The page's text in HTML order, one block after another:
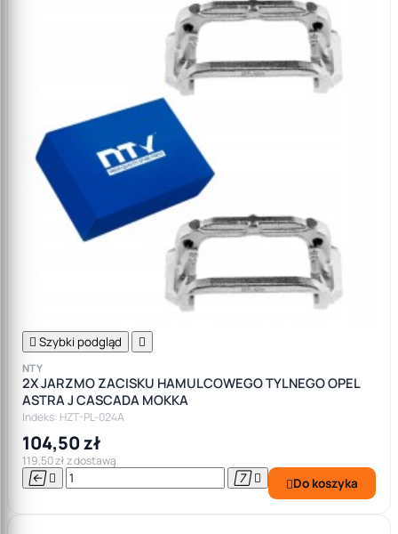
 Szybki podgląd 
NTY
2X JARZMO ZACISKU HAMULCOWEGO TYLNEGO OPEL
ASTRA J CASCADA MOKKA
Indeks: HZT-PL-024A
104,50 zł
119,50 zł z dostawą
    Do koszyka